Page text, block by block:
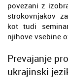
povezani z
strokovnjakov
kot tudi
njihove vsebine
Prevajanje
ukrajinski